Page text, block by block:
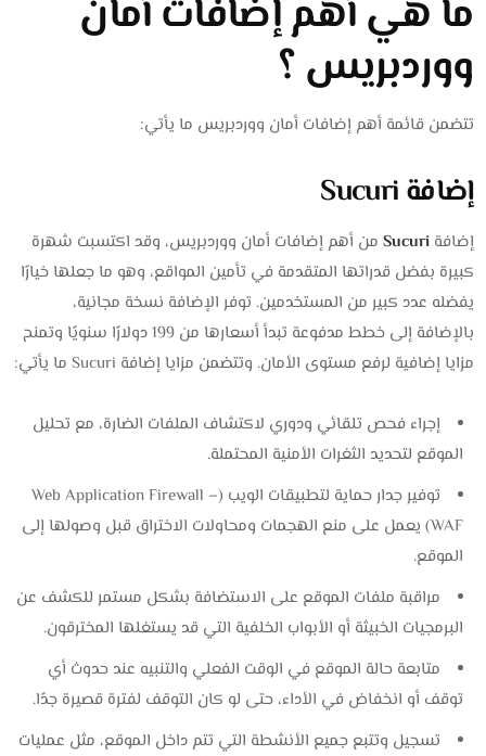
ما هي أهم إضافات أمان
ووردبريس ؟
تتضمن قائمة أهم إضافات أمان ووردبريس ما يأتي:
إضافة Sucuri
إضافةSucuri من أهم إضافات أمان ووردبريس، وقد اكتسبت شهرة
كبيرة بفضل قدراتها المتقدمة في تأمين المواقع، وهو ما جعلها خيارًا
يفضله عدد كبير من المستخدمين. توفر الإضافة نسخة مجانية،
بالإضافة إلى خطط مدفوعة تبدأ أسعارها من 199 دولارًا سنويًا وتمنح
مزايا إضافية لرفع مستوى الأمان. وتتضمن مزايا إضافة Sucuri ما يأتي:
إجراء فحص تلقائي ودوري لاكتشاف الملفات الضارة، مع تحليل
الموقع لتحديد الثغرات الأمنية المحتملة.
توفير جدار حماية لتطبيقات الويب (Web Application Firewall –
WAF) يعمل على منع الهجمات ومحاولات الاختراق قبل وصولها إلى
الموقع.
مراقبة ملفات الموقع على الاستضافة بشكل مستمر للكشف عن
البرمجيات الخبيثة أو الأبواب الخلفية التي قد يستغلها المخترقون.
متابعة حالة الموقع في الوقت الفعلي والتنبيه عند حدوث أي
توقف أو انخفاض في الأداء، حتى لو كان التوقف لفترة قصيرة جدًا.
تسجيل وتتبع جميع الأنشطة التي تتم داخل الموقع، مثل عمليات